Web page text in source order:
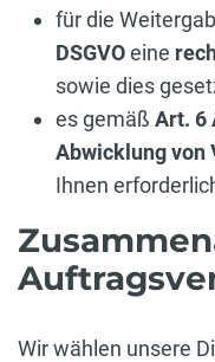
für die
DSGVOeine
sowie dies
es gemäß Art. 6
Abwicklung von
Ihnen
Wir wählen unsere